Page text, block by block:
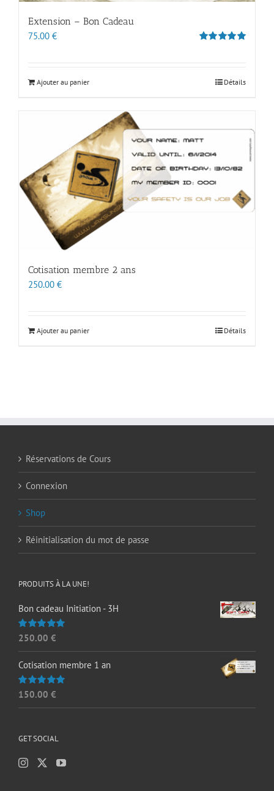
Extension – Bon Cadeau
75.00 €
Ajouter au panier Détails
Cotisation membre 2 ans
250.00 €
Ajouter au panier Détails
Réservations de Cours
Connexion
Shop
Réinitialisation du mot de passe
PRODUITS À LA UNE!
Bon cadeau Initiation - 3H
Note 5.00
250.00 €
Cotisation membre 1 an
Note 5.00
150.00 €
GET SOCIAL